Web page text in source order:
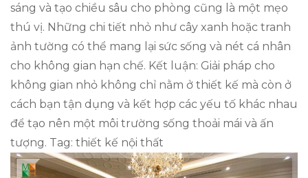
sáng và tạo chiều sâu cho phòng cũng là một mẹo
thú vị. Những chi tiết nhỏ như cây xanh hoặc tranh
ảnh tường có thể mang lại sức sống và nét cá nhân
cho không gian hạn chế. Kết luận: Giải pháp cho
không gian nhỏ không chỉ nằm ở thiết kế mà còn ở
cách bạn tận dụng và kết hợp các yếu tố khác nhau
để tạo nên một môi trường sống thoải mái và ấn
tượng. Tag: thiết kế nội thất